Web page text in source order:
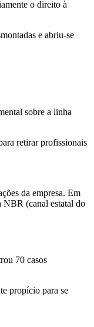
o direito à
e abriu-se
sobre a linha
retirar profissionais
da empresa. Em
NBR (canal estatal do
70 casos
propício para se